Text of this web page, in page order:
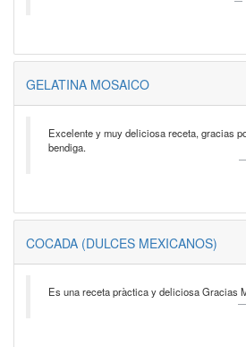
GELATINA MOSAICO
Excelente y muy deliciosa receta, gracias
bendiga.
COCADA (DULCES MEXICANOS)
Es una receta pràctica y deliciosa Gracias